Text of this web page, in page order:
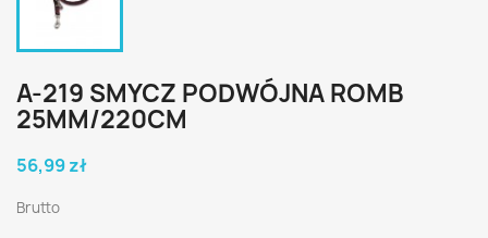
A-219 SMYCZ PODWÓJNA ROMB
25MM/220CM
56,99 zł
Brutto